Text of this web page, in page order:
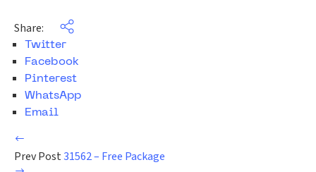
Share:
Twitter
Facebook
Pinterest
WhatsApp
Email
Prev Post31562 – Free Package